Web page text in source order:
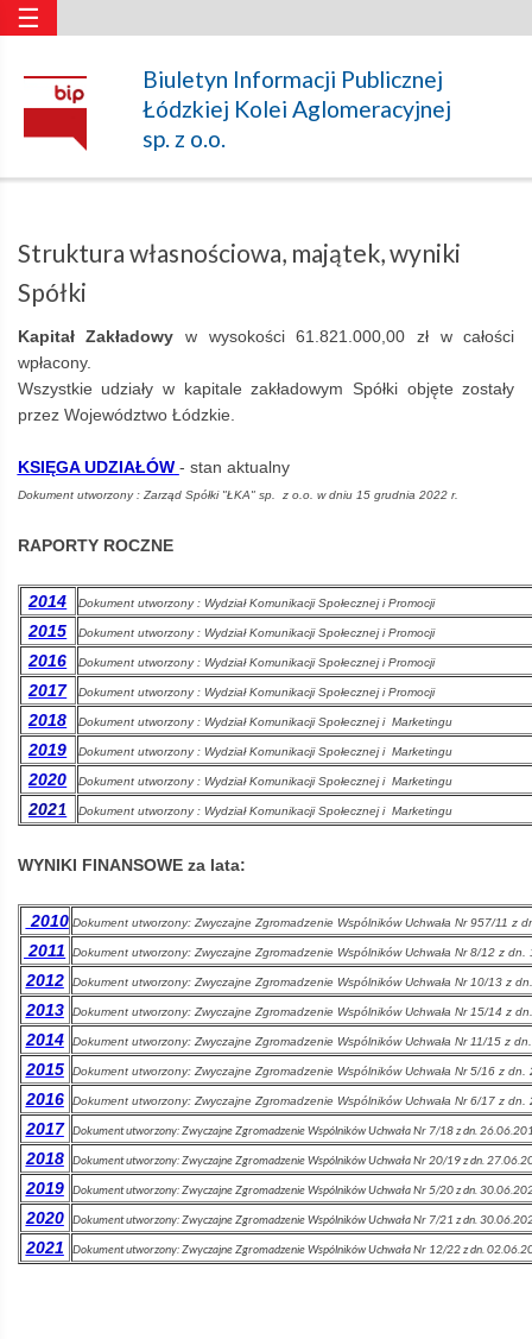
Struktura
własnościowa,
wyniki
Spółki
–
Łódzka
Kolej
Aglomeracyjna
Biuletyn Informacji Publicznej
Łódzkiej Kolei Aglomeracyjnej
sp. z o.o.
☰
Struktura własnościowa, majątek, wyniki
Spółki
Kapitał Zakładowy w wysokości 61.821.000,00 zł w całości
wpłacony.
Wszystkie udziały w kapitale zakładowym Spółki objęte zostały
przez Województwo Łódzkie.
KSIĘGA UDZIAŁÓW - stan aktualny
Dokument utworzony : Zarząd Spółki "ŁKA" sp. z o.o. w dniu 15 grudnia 2022 r.
RAPORTY ROCZNE
2014 Dokument utworzony : Wydział Komunikacji Społecznej i Promocji
2015 Dokument utworzony : Wydział Komunikacji Społecznej i Promocji
2016 Dokument utworzony : Wydział Komunikacji Społecznej i Promocji
2017 Dokument utworzony : Wydział Komunikacji Społecznej i Promocji
2018 Dokument utworzony : Wydział Komunikacji Społecznej i Marketingu
2019 Dokument utworzony : Wydział Komunikacji Społecznej i Marketingu
2020 Dokument utworzony : Wydział Komunikacji Społecznej i Marketingu
2021 Dokument utworzony : Wydział Komunikacji Społecznej i Marketingu
WYNIKI FINANSOWE za lata:
2010 Dokument utworzony: Zwyczajne Zgromadzenie Wspólników Uchwała Nr 957/11 z
2011 Dokument utworzony: Zwyczajne Zgromadzenie Wspólników Uchwała Nr 8/12 z
2012 Dokument utworzony: Zwyczajne Zgromadzenie Wspólników Uchwała Nr 10/13 z
2013 Dokument utworzony: Zwyczajne Zgromadzenie Wspólników Uchwała Nr 15/14 z
2014 Dokument utworzony: Zwyczajne Zgromadzenie Wspólników Uchwała Nr 11/15 z
2015 Dokument utworzony: Zwyczajne Zgromadzenie Wspólników Uchwała Nr 5/16 z
2016 Dokument utworzony: Zwyczajne Zgromadzenie Wspólników Uchwała Nr 6/17 z
2017 Dokument utworzony: Zwyczajne Zgromadzenie Wspólników Uchwała Nr 7/18 z dn.
2018 Dokument utworzony: Zwyczajne Zgromadzenie Wspólników Uchwała Nr 20/19 z dn.
2019 Dokument utworzony: Zwyczajne Zgromadzenie Wspólników Uchwała Nr 5/20 z dn.
2020 Dokument utworzony: Zwyczajne Zgromadzenie Wspólników Uchwała Nr 7/21 z dn.
2021 Dokument utworzony: Zwyczajne Zgromadzenie Wspólników Uchwała Nr 12/22 z dn.